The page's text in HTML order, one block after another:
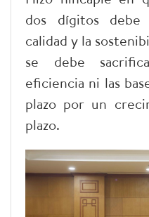
dos dígitos
calidad y la
se debe
eficiencia ni las
plazo por un
plazo.